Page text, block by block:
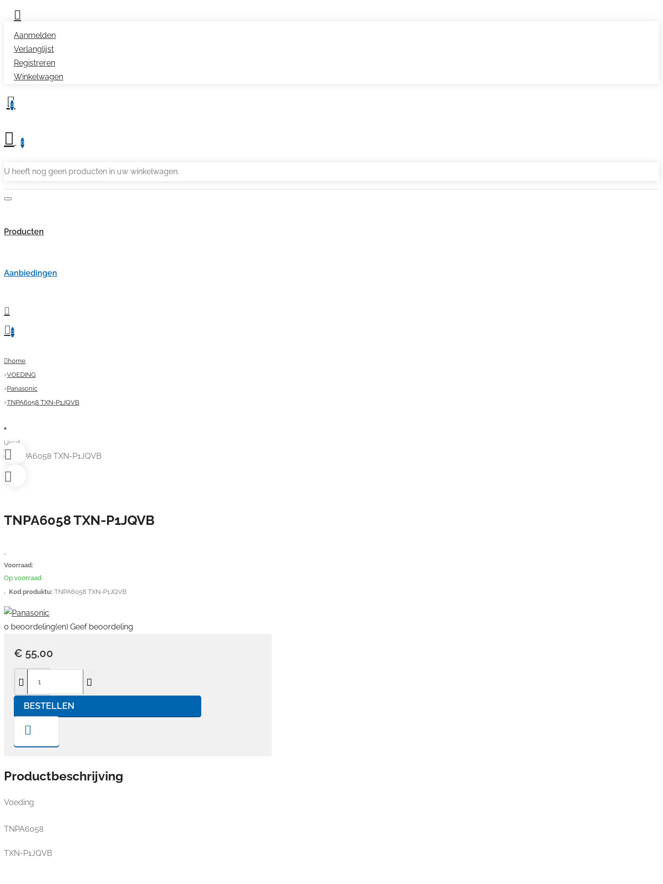
Aanmelden
Verlanglijst
Registreren
Winkelwagen
0
0
U heeft nog geen producten in uw winkelwagen.
Producten
Aanbiedingen
0
home
VOEDING
Panasonic
TNPA6058 TXN-P1JQVB
Used
TNPA6058 TXN-P1JQVB
Voorraad:
Op voorraad
Kod produktu: TNPA6058 TXN-P1JQVB
0 beoordeling(en) Geef beoordeling
€ 55,00
BESTELLEN
Productbeschrijving
Voeding
TNPA6058
TXN-P1JQVB